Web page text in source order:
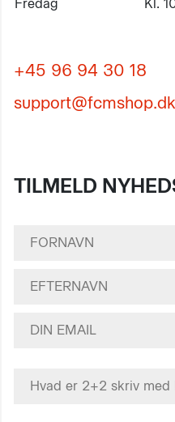
Fredag
Kl.
+45 96 94 30 18
support@fcmshop.dk
TILMELD